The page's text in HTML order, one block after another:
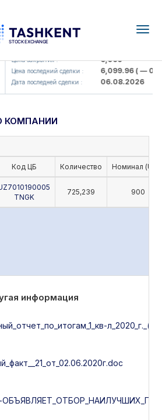
UZMK (<O'zmetkombinat> AJ)
Цена закрытия : 6,099
Цена последний сделки : 6,099.96( — 0.0 )
Дата последней сделки : 06.08.2026
КОМПАНИИ
Код ЦБ Количество Номинал
TNGK
725,239 900
информация